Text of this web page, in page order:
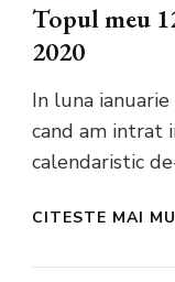
Topul meu
2020
In luna
cand am intrat
calendaristic
CITESTE MAI